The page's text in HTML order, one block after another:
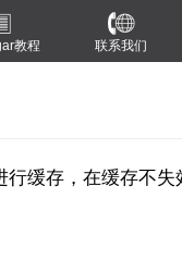
教程 联系我们
缓存，在缓存不